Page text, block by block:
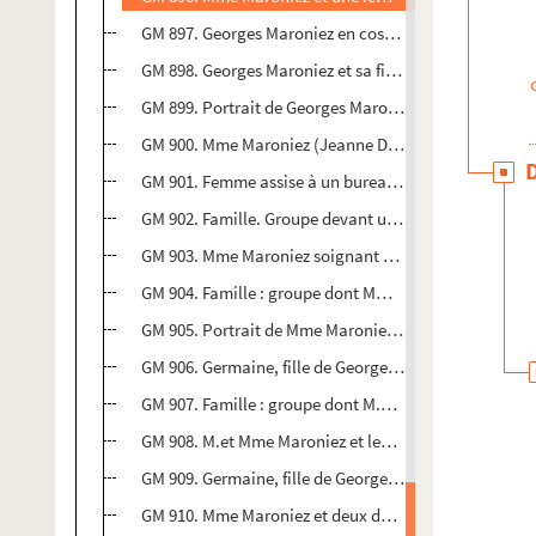
GM 897. Georges Maroniez en costume de militaire
GM 898. Georges Maroniez et sa fille dans un jardin
GM 899. Portrait de Georges Maroniez
GM 900. Mme Maroniez (Jeanne Dutemple) : portrait
GM 901. Femme assise à un bureau dans une chambre
GM 902. Famille. Groupe devant une maison dont
GM 903. Mme Maroniez soignant ses plantes en
GM 904. Famille : groupe dont Mme et M. Maroniez
GM 905. Portrait de Mme Maroniez de profil
GM 906. Germaine, fille de Georges Maroniez, bébé
GM 907. Famille : groupe dont M.et Mme Maroniez et
GM 908. M.et Mme Maroniez et leur bébé près du
GM 909. Germaine, fille de Georges Maroniez, bébé
GM 910. Mme Maroniez et deux de ses filles en extérieur